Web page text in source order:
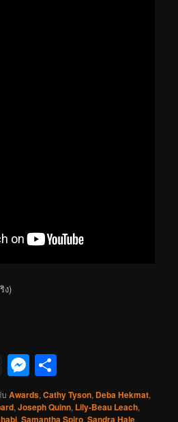
ง)
Threads
Messenger
Awards,Cathy Tyson, Deba Hekmat,
,Joseph Quinn, Lily-Beau Leach,
,Samantha Spiro,Sandra Hale,